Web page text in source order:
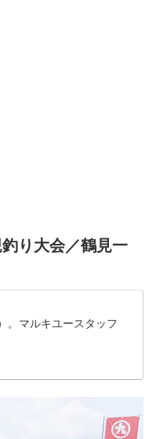
り大会／鶴見一
。マルキユースタッフ